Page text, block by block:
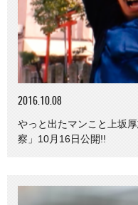
2016.10.08
やっと出たマンこと上坂
察」10月16日公開!!